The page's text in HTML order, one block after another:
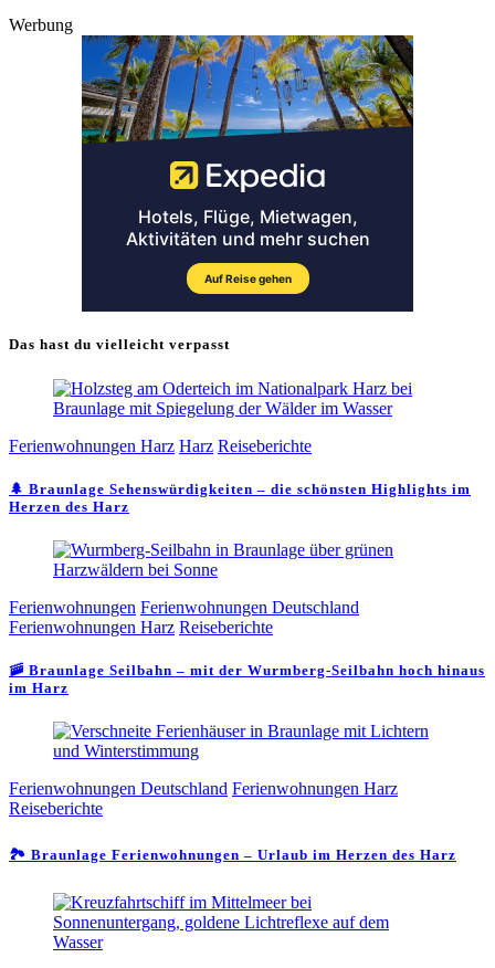
Werbung
Das hast du vielleicht verpasst
Ferienwohnungen Harz Harz Reiseberichte
🌲 Braunlage Sehenswürdigkeiten – die schönsten Highlights im
Herzen des Harz
Ferienwohnungen Ferienwohnungen Deutschland
Ferienwohnungen Harz Reiseberichte
🚠 Braunlage Seilbahn – mit der Wurmberg-Seilbahn hoch hinaus
im Harz
Ferienwohnungen Deutschland Ferienwohnungen Harz
Reiseberichte
🏞️ Braunlage Ferienwohnungen – Urlaub im Herzen des Harz